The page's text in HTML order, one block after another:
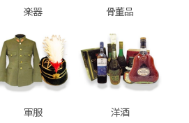
楽器 骨董品
軍服 洋酒